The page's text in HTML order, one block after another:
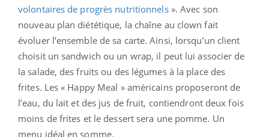
volontaires de progrès nutritionnels». Avec son
nouveau plan diététique, la chaîne au clown fait
évoluer l’ensemble de sa carte. Ainsi, lorsqu’un client
choisit un sandwich ou un wrap, il peut lui associer de
la salade, des fruits ou des légumes à la place des
frites. Les « Happy Meal » américains proposeront de
l’eau, du lait et des jus de fruit, contiendront deux fois
moins de frites et le dessert sera une pomme. Un
menu idéal en somme.